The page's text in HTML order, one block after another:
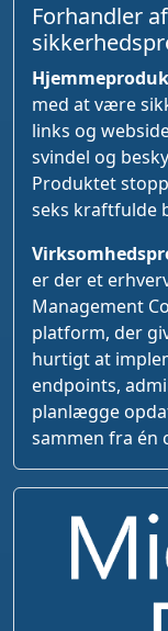
Forhandler
med at være
links og
svindel og
Produktet
seks kraftfulde
er der et
Management
platform, der
hurtigt at
endpoints,
planlægge
sammen fra én